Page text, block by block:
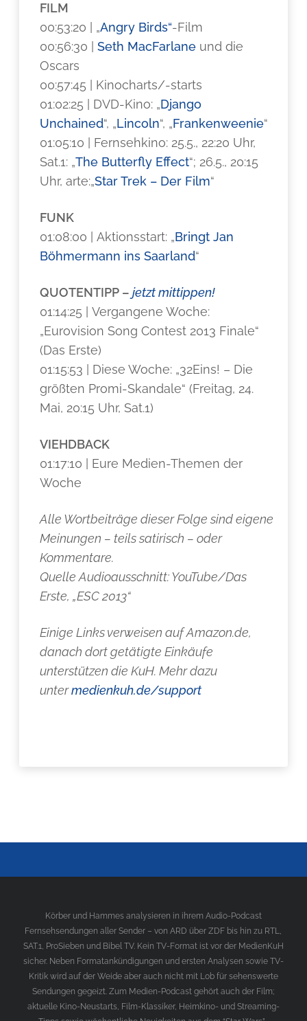
FILM
00:53:20 | „Angry Birds“-Film
00:56:30 |Seth MacFarlane und die
Oscars
00:57:45 | Kinocharts/-starts
01:02:25 | DVD-Kino: „Django
Unchained“, „Lincoln“, „Frankenweenie“
01:05:10 | Fernsehkino: 25.5., 22:20 Uhr,
Sat.1: „The Butterfly Effect“; 26.5., 20:15
Uhr, arte:„Star Trek – Der Film“
FUNK
01:08:00 | Aktionsstart: „Bringt Jan
Böhmermann ins Saarland“
QUOTENTIPP –jetzt mittippen!
01:14:25 | Vergangene Woche:
„Eurovision Song Contest 2013 Finale“
(Das Erste)
01:15:53 | Diese Woche: „32Eins! – Die
größten Promi-Skandale“ (Freitag, 24.
Mai, 20:15 Uhr, Sat.1)
VIEHDBACK
01:17:10 | Eure Medien-Themen der
Woche
Alle Wortbeiträge dieser Folge sind eigene
Meinungen – teils satirisch – oder
Kommentare.
Quelle Audioausschnitt: YouTube/Das
Erste, „ESC 2013“
Einige Links verweisen auf Amazon.de,
danach dort getätigte Einkäufe
unterstützen die KuH. Mehr dazu
untermedienkuh.de/support
Körber und Hammes analysieren in ihrem Audio-Podcast
Fernsehsendungen aller Sender – von ARD über ZDF bis hin zu RTL,
SAT.1, ProSieben und Bibel TV. Kein TV-Format ist vor der MedienKuH
sicher. Neben Formatankündigungen und ersten Analysen sowie TV-
Kritik wird auf der Weide aber auch nicht mit Lob für sehenswerte
Sendungen gegeizt. Zum Medien-Podcast gehört auch der Film;
aktuelle Kino-Neustarts, Film-Klassiker, Heimkino- und Streaming-